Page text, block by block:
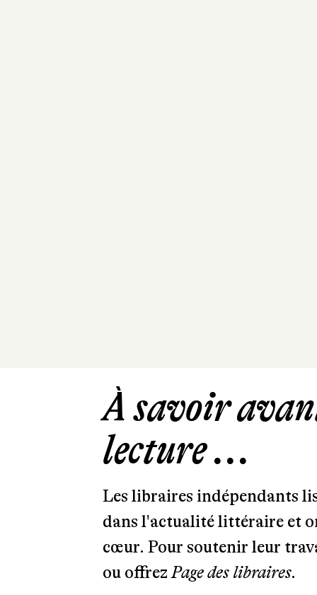
À savoir
lecture ...
Les libraires indépendants
dans l'actualité littéraire et
cœur. Pour soutenir leur
ou offrezPage des libraires.